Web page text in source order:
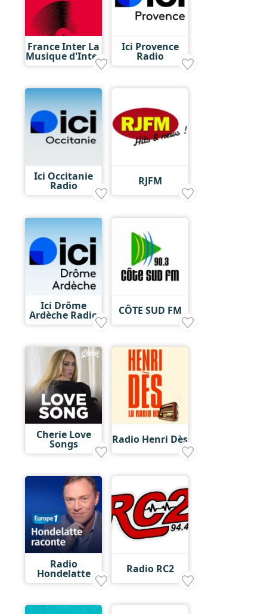
France Inter La
Musique d'Inter
Ici Provence
Radio
Ici Occitanie
Radio RJFM
Ici Drôme
Ardèche Radio CÔTE SUD FM
Cherie Love
Songs Radio Henri Dès
Radio
Hondelatte Radio RC2